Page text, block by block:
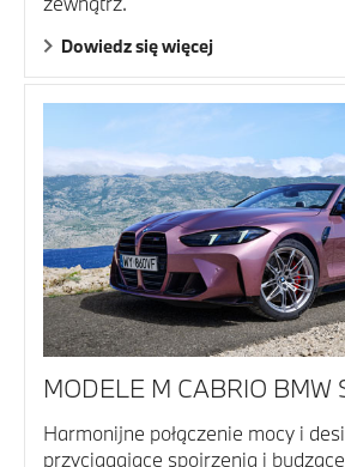
Dowiedz się więcej
MODELE M CABRIO BMW
Harmonijne połączenie mocy i
przyciągające spojrzenia i